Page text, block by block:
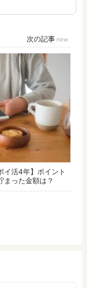
次の記事
イ活4年】ポイント
まった金額は？